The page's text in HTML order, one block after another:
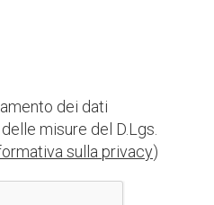
dei dati
misure del D.Lgs.
sulla privacy)